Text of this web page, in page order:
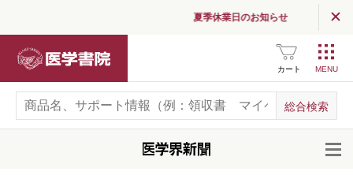
夏季休業日のお知らせ
カート